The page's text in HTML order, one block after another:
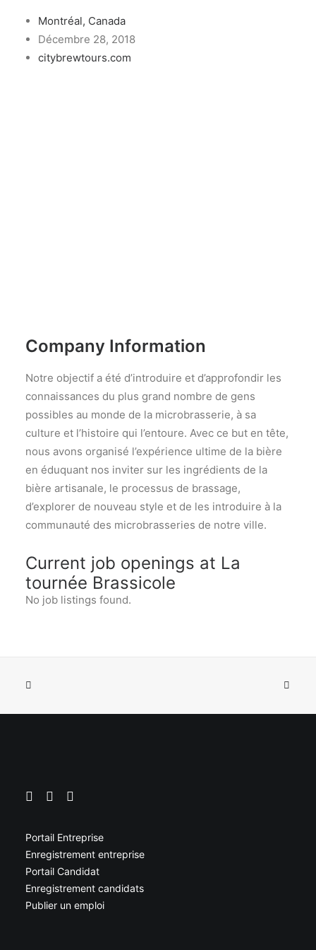
Montréal, Canada
Décembre 28, 2018
citybrewtours.com
Company Information
Notre objectif a été d’introduire et d’approfondir les
connaissances du plus grand nombre de gens
possibles au monde de la microbrasserie, à sa
culture et l’histoire qui l’entoure. Avec ce but en tête,
nous avons organisé l’expérience ultime de la bière
en éduquant nos inviter sur les ingrédients de la
bière artisanale, le processus de brassage,
d’explorer de nouveau style et de les introduire à la
communauté des microbrasseries de notre ville.
Current job openings at La
tournée Brassicole
No job listings found.
Portail Entreprise
Enregistrement entreprise
Portail Candidat
Enregistrement candidats
Publier un emploi